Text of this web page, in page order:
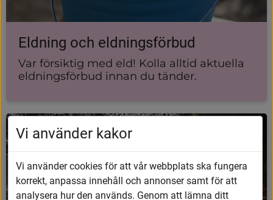
Eldning och eldningsförbud
Var försiktig med eld! Kolla alltid aktuella
eldningsförbud innan du tänder.
Vi använder kakor
Vi använder cookies för att vår webbplats ska fungera
korrekt, anpassa innehåll och annonser samt för att
analysera hur den används. Genom att lämna ditt